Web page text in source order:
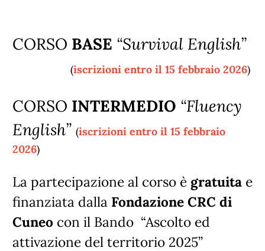
CORSO BASE “Survival English”
(iscrizioni entro il 15 febbraio 2026)
CORSO INTERMEDIO “Fluency
English” (iscrizioni entro il 15 febbraio
2026)
La partecipazione al corso è gratuita e
finanziata dalla Fondazione CRC di
Cuneo con il Bando “Ascolto ed
attivazione del territorio 2025”